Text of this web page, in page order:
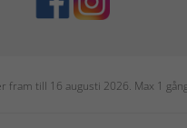
till 16 augusti 2026. Max 1